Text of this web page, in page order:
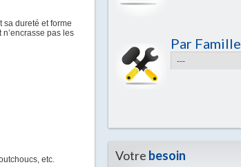
sa dureté et forme
pas les
etc.
Par Famille
Votre besoin